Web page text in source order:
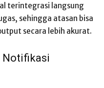
terintegrasi langsung
sehingga atasan bisa
secara lebih akurat.
Notifikasi